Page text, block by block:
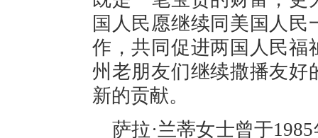
国人民愿继续同美国人
作，共同促进两国人民福
州老朋友们继续撒播友好
新的贡献。
萨拉·兰蒂女士曾于